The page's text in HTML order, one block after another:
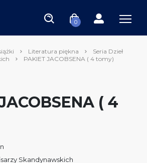
0
Literatura piękna
Seria Dzieł
PAKIET JACOBSENA ( 4 tomy)
( 4
Skandynawskich